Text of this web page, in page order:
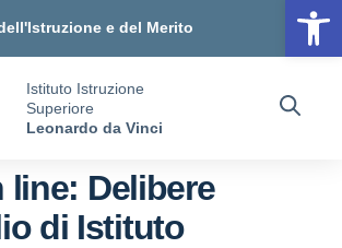
e del Merito
Istituto Istruzione
Superiore
Leonardo da Vinci
line: Delibere
di Istituto